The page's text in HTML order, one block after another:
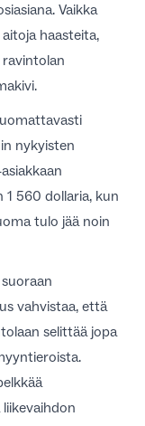
Vaikka
haasteita,
nykyisten
1 560 dollaria, kun
tulo jää noin
vahvistaa, että
selittää jopa